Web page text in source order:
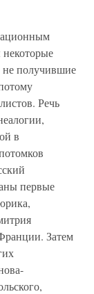
не получившие
Речь
в
первые
Затем